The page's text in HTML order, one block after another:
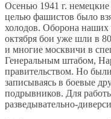
Осенью 1941 г.
целью фашистов было
холодов. Оборона наших
октября бои уже шли в
и многие москвичи в
Генеральным штабом,
правительством. Но
записываясь в боевые
подрывников. Для
разведывательно-